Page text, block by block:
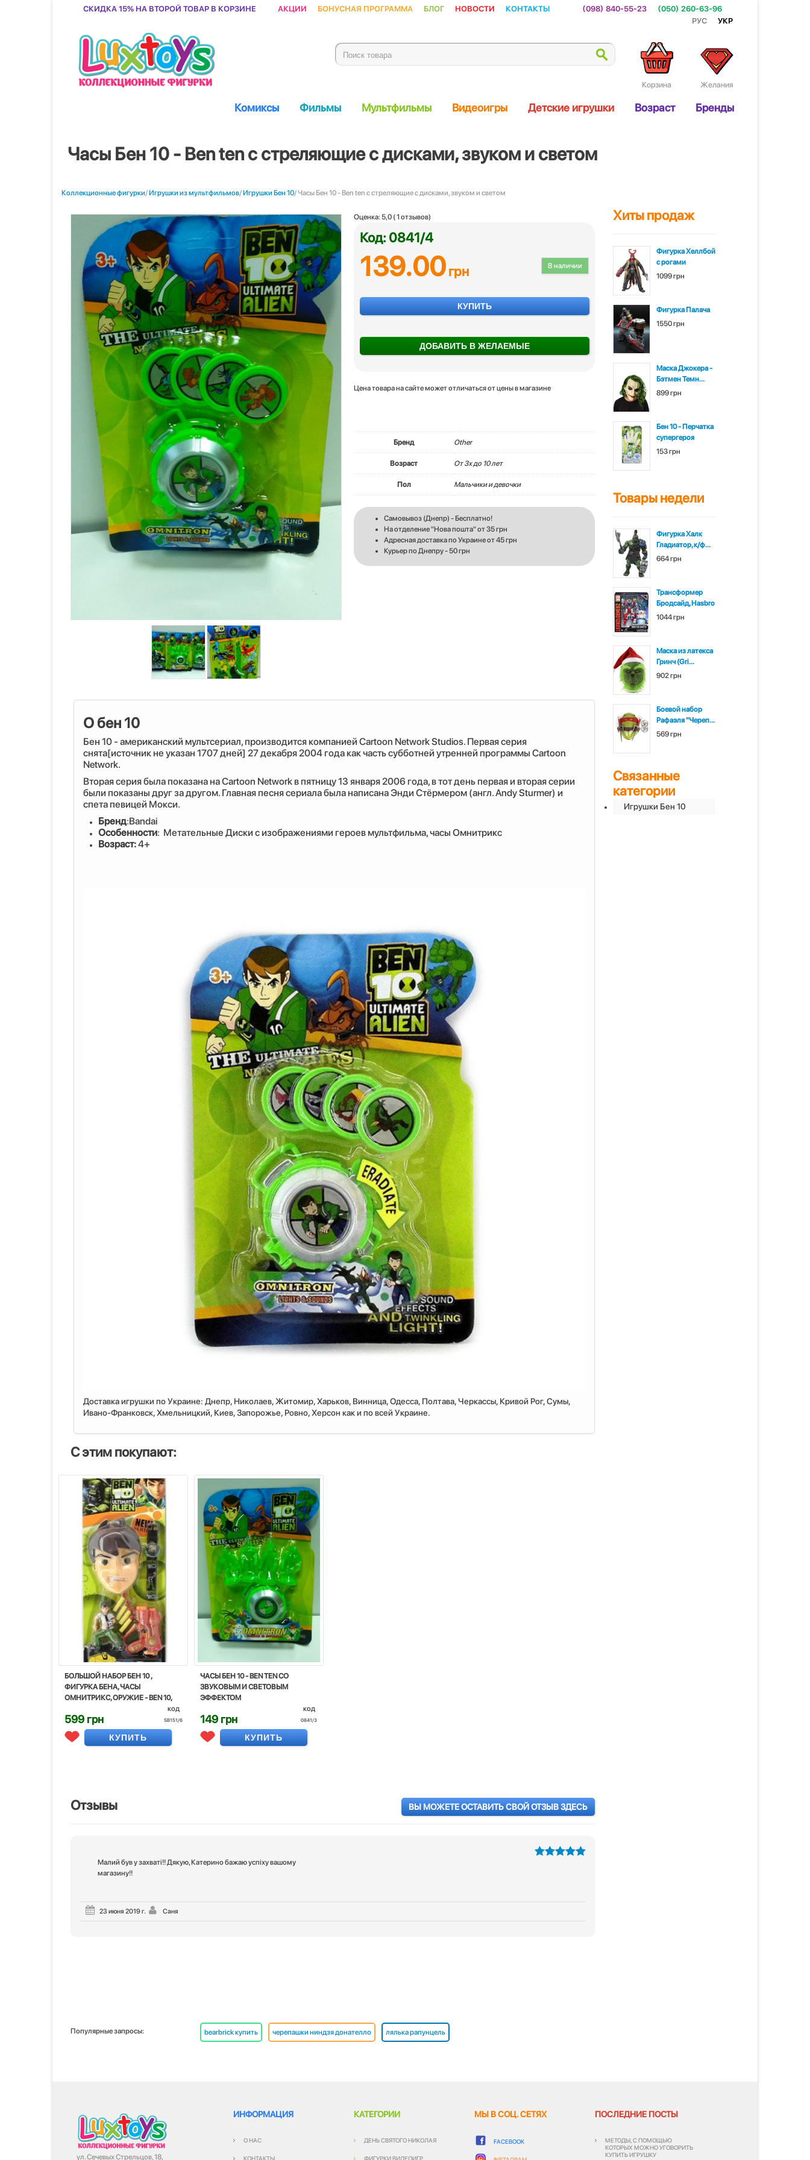
Скидка 15% на второй товар в корзине Акции Бонусная программа Блог Новости Контакты (098) 840-55-23
(050) 260-63-96
Рус
Укр
Желания
Корзина
Комиксы Фильмы Мультфильмы Видеоигры Детские игрушки Возраст Бренды
Часы Бен 10 - Ben ten с стреляющие с дисками, звуком и светом
Коллекционные фигурки/Игрушки из мультфильмов/Игрушки Бен 10/ Часы Бен 10 - Ben ten с стреляющие с дисками, звуком и светом
Оценка: 5,0 (1 отзывов)
Код: 0841/4
В наличии
139.00грн
КУПИТЬ
ДОБАВИТЬ В ЖЕЛАЕМЫЕ
Цена товара на сайте может отличаться от цены в магазине
Бренд Other
Возраст От 3х до 10 лет
Пол Мальчики и девочки
Самовывоз (Днепр) - Бесплатно!
На отделение "Нова пошта" от 35 грн
Адресная доставка по Украине от 45 грн
Курьер по Днепру - 50 грн
О бен 10
Бен 10 - американский мультсериал, производится компанией Cartoon Network Studios. Первая серия
снята[источник не указан 1707 дней] 27 декабря 2004 года как часть субботней утренней программы Cartoon
Network.
Вторая серия была показана на Cartoon Network в пятницу 13 января 2006 года, в тот день первая и вторая серии
были показаны друг за другом. Главная песня сериала была написана Энди Стёрмером (англ. Andy Sturmer) и
спета певицей Мокси.
Бренд:Bandai
Особенности: Метательные Диски с изображениями героев мультфильма, часы Омнитрикс
Возраст:4+
Доставка игрушки по Украине: Днепр, Николаев, Житомир, Харьков, Винница, Одесса, Полтава, Черкассы, Кривой Рог, Сумы,
Ивано-Франковск, Хмельницкий, Киев, Запорожье, Ровно, Херсон как и по всей Украине.
С этим покупают:
БОЛЬШОЙ НАБОР БЕН 10 ,
ФИГУРКА БЕНА, ЧАСЫ
ОМНИТРИКС, ОРУЖИЕ - BEN 10,
SUPERHERO, OMNITRIX, BANDAI
599 грн
код
SB151/6
КУПИТЬ
ЧАСЫ БЕН 10 - BEN TEN СО
ЗВУКОВЫМ И СВЕТОВЫМ
ЭФФЕКТОМ
149 грн
код
0841/3
КУПИТЬ
Отзывы ВЫ МОЖЕТЕ ОСТАВИТЬ СВОЙ ОТЗЫВ ЗДЕСЬ
Малий був у захваті!! Дякую, Катерино бажаю успіху вашому
магазину!!
23 июня 2019 г. Саня
Хиты продаж
Фигурка Хеллбой
с рогами
1099 грн
Фигурка Палача
1550 грн
Маска Джокера -
Бэтмен Темн...
899 грн
Бен 10 - Перчатка
супергероя
153 грн
Товары недели
Фигурка Халк
Гладиатор, к/ф...
664 грн
Трансформер
Бродсайд, Hasbro
1044 грн
Маска из латекса
Гринч (Gri...
902 грн
Боевой набор
Рафаэля "Череп...
569 грн
Связанные
категории
Игрушки Бен 10
Популярные запросы: bearbrick купить черепашки ниндзя донателло лялька рапунцель
ул. Сечевых Стрельцов, 18,
ИНФОРМАЦИЯ
О НАС
КОНТАКТЫ
КАТЕГОРИИ
ДЕНЬ СВЯТОГО НИКОЛАЯ
ФИГУРКИ ВИДЕОИГР
МЫ В СОЦ. СЕТЯХ
FACEBOOK
ПОСЛЕДНИЕ ПОСТЫ
МЕТОДЫ, С ПОМОЩЬЮ
КОТОРЫХ МОЖНО УГОВОРИТЬ
КУПИТЬ ИГРУШКУ